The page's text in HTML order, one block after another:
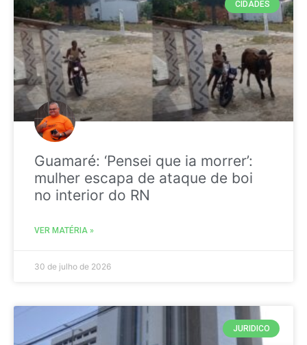
CIDADES
Guamaré: ‘Pensei que ia morrer’:
mulher escapa de ataque de boi
no interior do RN
VER MATÉRIA »
30 de julho de 2026
JURIDICO